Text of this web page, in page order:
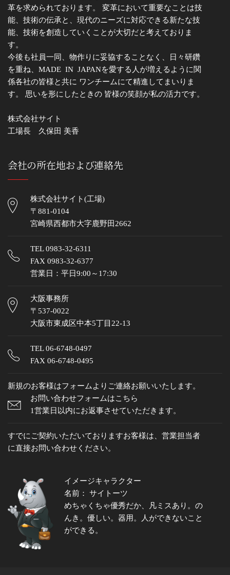
革を求められております。 変革において重要なことは技
能、技術の伝承と、現代のニーズに対応できる新たな技
能、技術を創造していくことが大切だと考えておりま
す。
今後も社員一同、物作りに妥協することなく、日々研鑽
を重ね、MADE IN JAPANを愛する人が増えるように関
係各社の皆様と共に ワンチームにて精進してまいりま
す。 思いを形にしたときの 皆様の笑顔が私の活力です。
株式会社サイト
工場長 久保田 美香
会社の所在地および連絡先
株式会社サイト(工場)
〒881-0104
宮崎県西都市大字鹿野田2662
TEL0983-32-6311
FAX 0983-32-6377
営業日：平日9:00～17:30
大阪事務所
〒537-0022
大阪市東成区中本5丁目22-13
TEL06-6748-0497
FAX 06-6748-0495
新規のお客様はフォームよりご連絡お願いいたします。
お問い合わせフォームはこちら
1営業日以内にお返事させていただきます。
すでにご契約いただいておりますお客様は、営業担当者
に直接お問い合わせください。
イメージキャラクター
名前： サイトーツ
めちゃくちゃ優秀だか、凡ミスあり。の
んき。優しい。器用。人ができないこと
ができる。